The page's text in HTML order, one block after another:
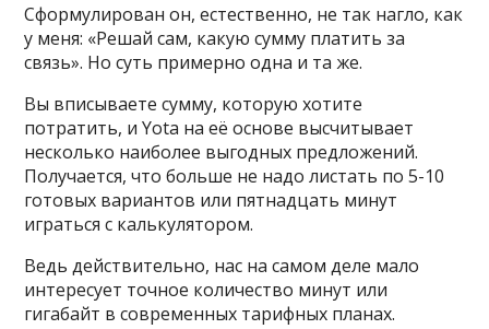
Сформулирован он, естественно, не так нагло, как
у меня: «Решай сам, какую сумму платить за
связь». Но суть примерно одна и та же.
Вы вписываете сумму, которую хотите
потратить, и Yota на её основе высчитывает
несколько наиболее выгодных предложений.
Получается, что больше не надо листать по 5-10
готовых вариантов или пятнадцать минут
играться с калькулятором.
Ведь действительно, нас на самом деле мало
интересует точное количество минут или
гигабайт в современных тарифных планах.